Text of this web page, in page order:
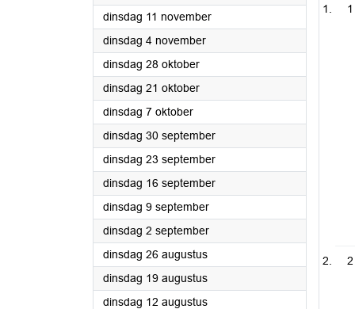
dinsdag 11 november2025
dinsdag 4 november2025
dinsdag 28 oktober2025
dinsdag 21 oktober2025
dinsdag 7 oktober2025
dinsdag 30 september2025
dinsdag 23 september2025
dinsdag 16 september2025
dinsdag 9 september2025
dinsdag 2 september2025
dinsdag 26 augustus2025
dinsdag 19 augustus2025
dinsdag 12 augustus2025
1
2